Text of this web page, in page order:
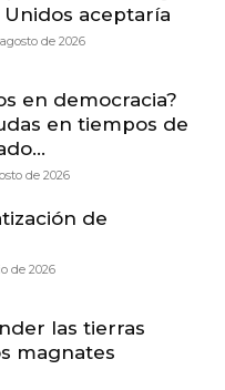
aceptaría
de 2026
en democracia?
en tiempos de
de 2026
de
de 2026
las tierras
magnates